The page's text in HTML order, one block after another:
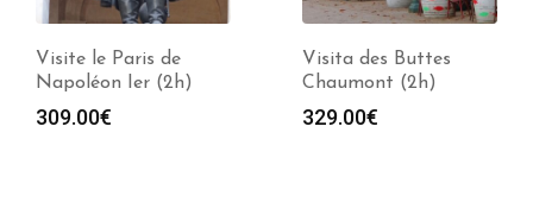
Visite le Paris de
Napoléon Ier (2h)
309.00€
Visita des Buttes
Chaumont (2h)
329.00€